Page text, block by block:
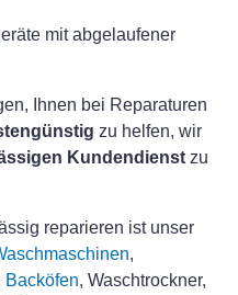
mit abgelaufener
Ihnen bei Reparaturen
zu helfen, wir
Kundendienst zu
reparieren ist unser
,
Backöfen, Waschtrockner,